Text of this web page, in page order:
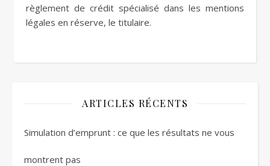
règlement de crédit spécialisé dans les mentions
légales en réserve, le titulaire.
ARTICLES RÉCENTS
Simulation d’emprunt : ce que les résultats ne vous
montrent pas